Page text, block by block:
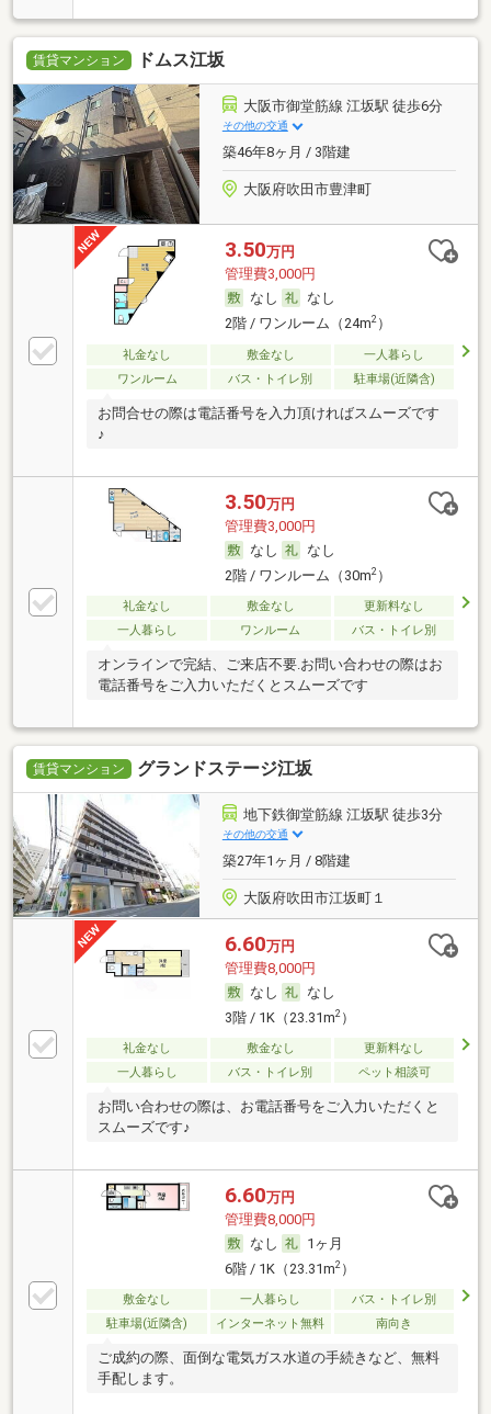
賃貸マンション ドムス江坂
大阪市御堂筋線 江坂駅 徒歩6分
その他の交通
築46年8ヶ月 / 3階建
大阪府吹田市豊津町
3.50万円
管理費3,000円
なし
なし
2階 / ワンルーム（24m2）
礼金なし 敷金なし
一人暮らし
ワンルーム
バス・トイレ別 駐車場(近隣含)
お問合せの際は電話番号を入力頂ければスムーズです
♪
3.50万円
管理費3,000円
なし
なし
2階 / ワンルーム（30m2）
礼金なし 敷金なし
更新料なし
一人暮らし
ワンルーム バス・トイレ別
オンラインで完結、ご来店不要.お問い合わせの際はお
電話番号をご入力いただくとスムーズです
賃貸マンション グランドステージ江坂
地下鉄御堂筋線 江坂駅 徒歩3分
その他の交通
築27年1ヶ月 / 8階建
大阪府吹田市江坂町１
6.60万円
管理費8,000円
なし
なし
3階 / 1K（23.31m2）
礼金なし 敷金なし
更新料なし
一人暮らし
バス・トイレ別 ペット相談可
お問い合わせの際は、お電話番号をご入力いただくと
スムーズです♪
6.60万円
管理費8,000円
なし
1ヶ月
6階 / 1K（23.31m2）
敷金なし 一人暮らし
バス・トイレ別
駐車場(近隣含)
インターネット無料 南向き
ご成約の際、面倒な電気ガス水道の手続きなど、無料
手配します。